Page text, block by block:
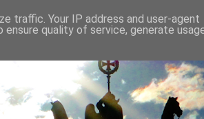
traffic. Your IP address and user-agent
quality of service, generate